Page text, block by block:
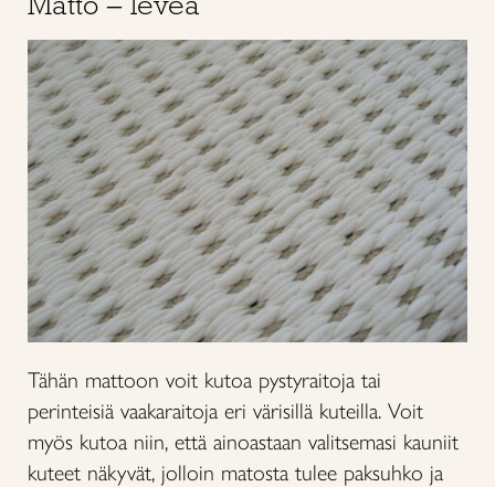
Tähän mattoon voit kutoa pystyraitoja tai
perinteisiä vaakaraitoja eri värisillä kuteilla. Voit
myös kutoa niin, että ainoastaan valitsemasi kauniit
kuteet näkyvät, jolloin matosta tulee paksuhko ja